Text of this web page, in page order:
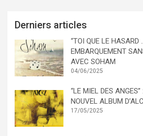
Derniers articles
“TOI QUE LE HASARD
EMBARQUEMENT
AVEC SOHAM
04/06/2025
“LE MIEL DES
NOUVEL ALBUM
17/05/2025